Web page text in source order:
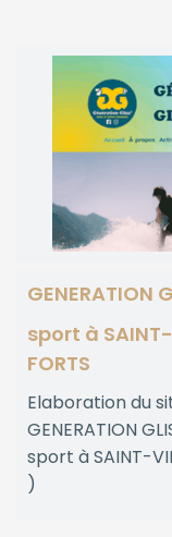
GENERATION
sport à
FORTS
Elaboration du
GENERATION
sport à SAINT-
)